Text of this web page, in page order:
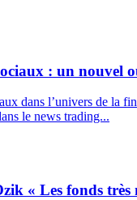
: un nouvel
dans l’univers de la
le news trading...
« Les fonds très